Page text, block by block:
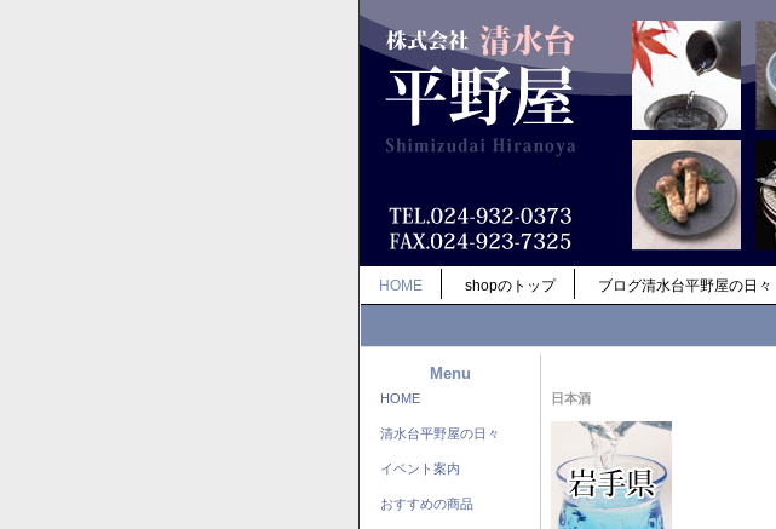
HOME shopのトップ ブログ清水台平野屋の日々
Menu
HOME
清水台平野屋の日々
イベント案内
おすすめの商品
日本酒